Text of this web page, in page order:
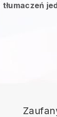
tłumaczeń